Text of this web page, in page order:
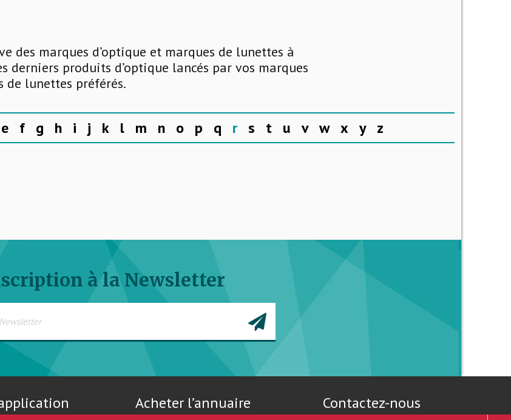
des marques d’optique et marques de lunettes à
derniers produits d’optique lancés par vos marques
de lunettes préférés.
e f g h i j k l m n o p q r s t u v w x y z
à la Newsletter
Acheter l’annuaire Contactez-nous